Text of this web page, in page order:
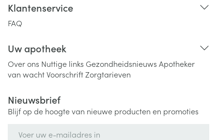
Klantenservice
FAQ
Uw apotheek
Over ons Nuttige links Gezondheidsnieuws Apotheker
van wachtVoorschriftZorgtarieven
Nieuwsbrief
Blijf op de hoogte van nieuwe producten en promoties